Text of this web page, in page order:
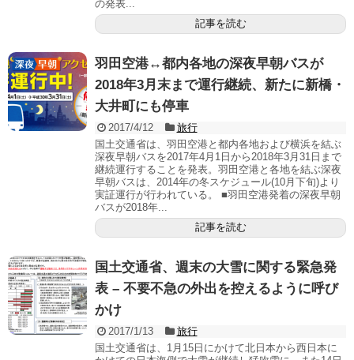
の発表...
記事を読む
羽田空港↔都内各地の深夜早朝バスが
2018年3月末まで運行継続、新たに新橋・
大井町にも停車
2017/4/12
旅行
国土交通省は、羽田空港と都内各地および横浜を結ぶ
深夜早朝バスを2017年4月1日から2018年3月31日まで
継続運行することを発表。羽田空港と各地を結ぶ深夜
早朝バスは、2014年の冬スケジュール(10月下旬)より
実証運行が行われている。 ■羽田空港発着の深夜早朝
バスが2018年...
記事を読む
国土交通省、週末の大雪に関する緊急発
表 – 不要不急の外出を控えるように呼び
かけ
2017/1/13
旅行
国土交通省は、1月15日にかけて北日本から西日本に